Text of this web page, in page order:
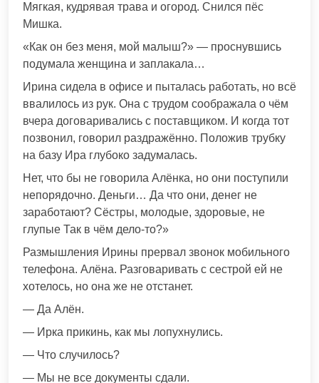
Мягкая, кудрявая трава и огород. Снился пёс
Мишка.
«Как он без меня, мой малыш?» — проснувшись
подумала женщина и заплакала…
Ирина сидела в офисе и пыталась работать, но всё
ввалилось из рук. Она с трудом соображала о чём
вчера договаривались с поставщиком. И когда тот
позвонил, говорил раздражённо. Положив трубку
на базу Ира глубоко задумалась.
Нет, что бы не говорила Алёнка, но они поступили
непорядочно. Деньги… Да что они, денег не
заработают? Сёстры, молодые, здоровые, не
глупые Так в чём дело-то?»
Размышления Ирины прервал звонок мобильного
телефона. Алёна. Разговаривать с сестрой ей не
хотелось, но она же не отстанет.
— Да Алён.
— Ирка прикинь, как мы лопухнулись.
— Что случилось?
— Мы не все документы сдали.